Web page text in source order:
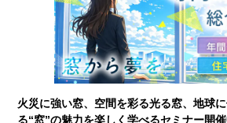
火災に強い窓、空間を彩る光る窓、地球
る“窓”の魅力を楽しく学べるセミナー開催